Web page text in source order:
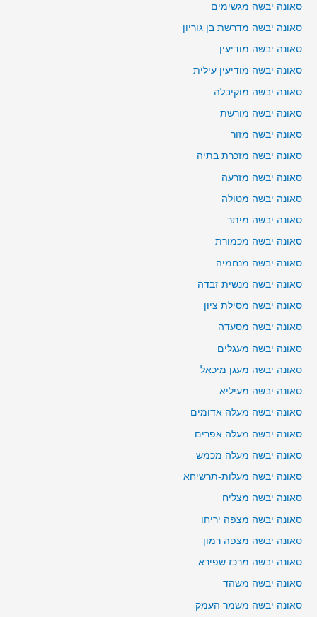
סאונה יבשה מגשימים
סאונה יבשה מדרשת בן גוריון
סאונה יבשה מודיעין
סאונה יבשה מודיעין עילית
סאונה יבשה מוקיבלה
סאונה יבשה מורשת
סאונה יבשה מזור
סאונה יבשה מזכרת בתיה
סאונה יבשה מזרעה
סאונה יבשה מטולה
סאונה יבשה מיתר
סאונה יבשה מכמורת
סאונה יבשה מנחמיה
סאונה יבשה מנשית זבדה
סאונה יבשה מסילת ציון
סאונה יבשה מסעדה
סאונה יבשה מעגלים
סאונה יבשה מעגן מיכאל
סאונה יבשה מעיליא
סאונה יבשה מעלה אדומים
סאונה יבשה מעלה אפרים
סאונה יבשה מעלה מכמש
סאונה יבשה מעלות-תרשיחא
סאונה יבשה מצליח
סאונה יבשה מצפה יריחו
סאונה יבשה מצפה רמון
סאונה יבשה מרכז שפירא
סאונה יבשה משהד
סאונה יבשה משמר העמק